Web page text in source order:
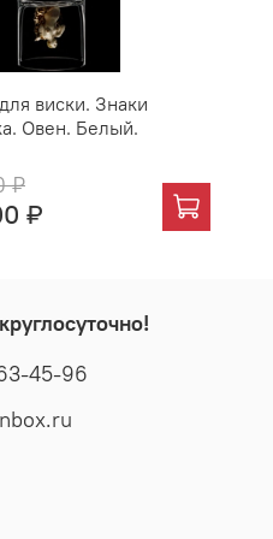
виски. Знаки
Овен. Белый.
₽
₽
45-96
rolad@inbox.ru